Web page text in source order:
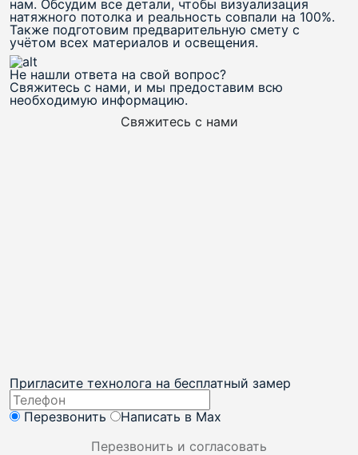
нам. Обсудим все детали, чтобы визуализация
натяжного потолка и реальность совпали на 100%.
Также подготовим предварительную смету с
учётом всех материалов и освещения.
Не нашли ответа на свой вопрос?
Свяжитесь с нами, и мы предоставим всю
необходимую информацию.
Свяжитесь с нами
Пригласите технолога на бесплатный замер
Перезвонить
Написать в Max
Перезвонить и согласовать